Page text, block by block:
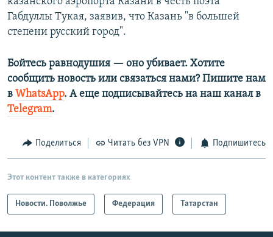
Габдуллы Тукая, заявив, что Казань "в большей
степени русский город".
Бойтесь равнодушия — оно убивает. Хотите
сообщить новость или связаться нами? Пишите нам
в WhatsApp. А еще подписывайтесь на наш канал в
Telegram.
Поделиться Читать без VPN Подпишитесь
Этот контент также в категориях
Новости. Поволжье Федерация Татарстан